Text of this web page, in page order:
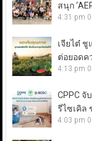
สนุก
4:31 pm
เจียไต๋
ต่อยอดค
4:13 pm
CPPC จั
รีไซเคิล
4:03 pm